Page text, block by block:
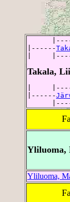
|------
|
Takala,
|
|------
Yliluoma,
Yliluoma,